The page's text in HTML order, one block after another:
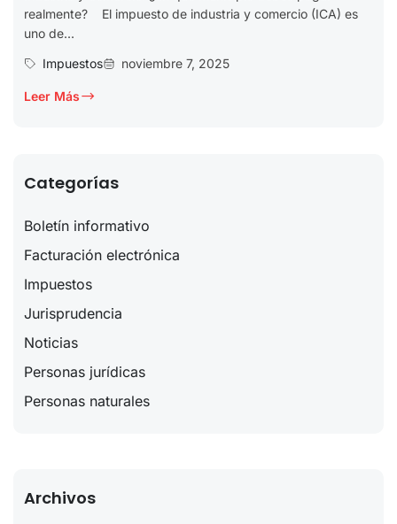
realmente? El impuesto de industria y comercio (ICA) es
uno de...
Impuestos
noviembre 7, 2025
Leer Más
Categorías
Boletín informativo
Facturación electrónica
Impuestos
Jurisprudencia
Noticias
Personas jurídicas
Personas naturales
Archivos